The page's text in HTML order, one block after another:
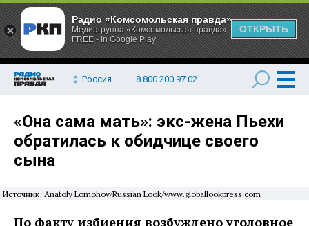
Россия 8 800 200 97 02
«Она сама мать»: экс-жена Пьехи
обратилась к обидчице своего
сына
Источник: Anatoly Lomohov/Russian Look/www.globallookpress.com
По факту избиения возбуждено уголовное
Радио «Комсомольская правда»
Медиагруппа «Комсомольская правда»
FREE - In Google Play
ОТКРЫТЬ